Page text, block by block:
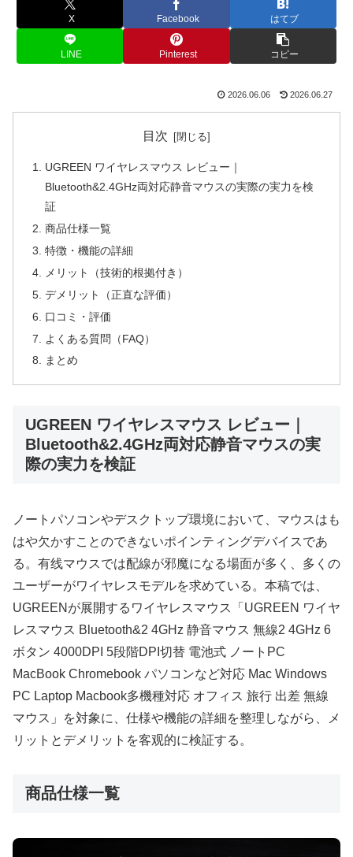
X Facebook はてブ
LINE Pinterest コピー
2026.06.06 2026.06.27
目次
UGREEN ワイヤレスマウス レビュー｜
Bluetooth&2.4GHz両対応静音マウスの実際の実力を検
証
商品仕様一覧
特徴・機能の詳細
メリット（技術的根拠付き）
デメリット（正直な評価）
口コミ・評価
よくある質問（FAQ）
まとめ
UGREEN ワイヤレスマウス レビュー｜
Bluetooth&2.4GHz両対応静音マウスの実
際の実力を検証
ノートパソコンやデスクトップ環境において、マウスはも
はや欠かすことのできないポインティングデバイスであ
る。有线マウスでは配線が邪魔になる場面が多く、多くの
ユーザーがワイヤレスモデルを求めている。本稿では、
UGREENが展開するワイヤレスマウス「UGREEN ワイヤ
レスマウス Bluetooth&2 4GHz 静音マウス 無線2 4GHz 6
ボタン 4000DPI 5段階DPI切替 電池式 ノートPC
MacBook Chromebook パソコンなど対応 Mac Windows
PC Laptop Macbook多機種対応 オフィス 旅行 出差 無線
マウス」を対象に、仕様や機能の詳細を整理しながら、メ
リットとデメリットを客观的に検証する。
商品仕様一覧